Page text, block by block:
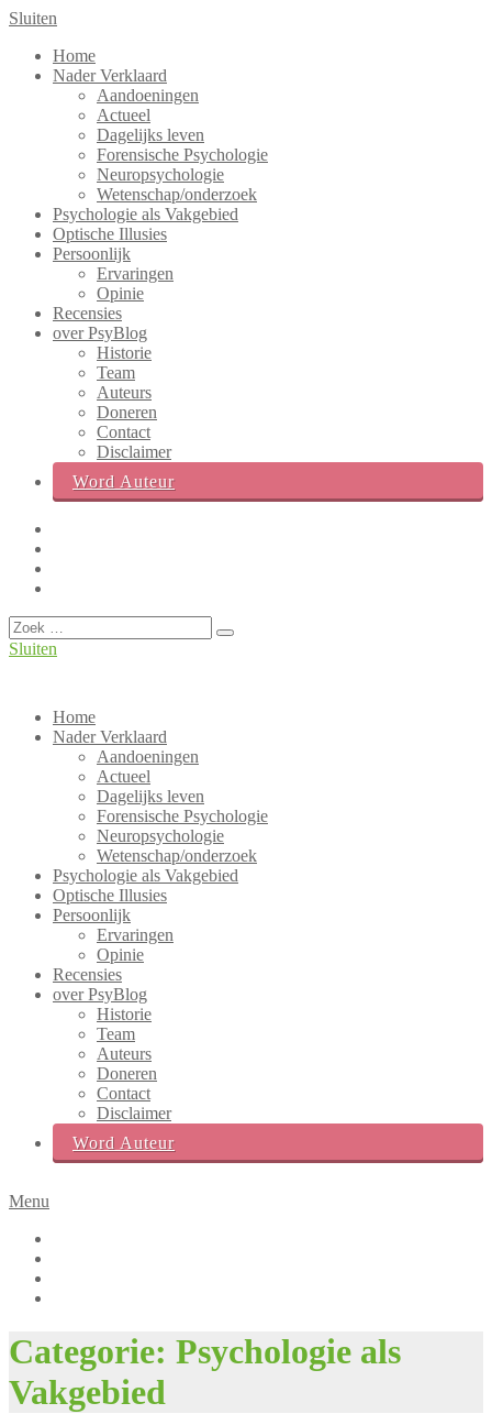
Sluiten
Home
Nader Verklaard
Aandoeningen
Actueel
Dagelijks leven
Forensische Psychologie
Neuropsychologie
Wetenschap/onderzoek
Psychologie als Vakgebied
Optische Illusies
Persoonlijk
Ervaringen
Opinie
Recensies
over PsyBlog
Historie
Team
Auteurs
Doneren
Contact
Disclaimer
Word Auteur
Overslaan
Zoeken
Sluiten
PsyBlog
Hét Nederlandse weblog over Psychologie!
Home
Nader Verklaard
Aandoeningen
Actueel
Dagelijks leven
Forensische Psychologie
Neuropsychologie
Wetenschap/onderzoek
Psychologie als Vakgebied
Optische Illusies
Persoonlijk
Ervaringen
Opinie
Recensies
over PsyBlog
Historie
Team
Auteurs
Doneren
Contact
Disclaimer
Word Auteur
Menu
box
Categorie: Psychologie als
Vakgebied